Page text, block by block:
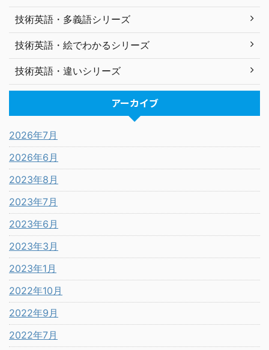
技術英語・多義語シリーズ
技術英語・絵でわかるシリーズ
技術英語・違いシリーズ
アーカイブ
2026年7月
2026年6月
2023年8月
2023年7月
2023年6月
2023年3月
2023年1月
2022年10月
2022年9月
2022年7月